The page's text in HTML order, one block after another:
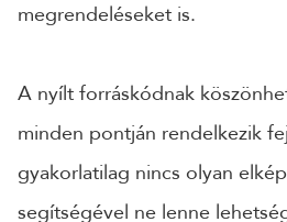
megrendeléseket is.
A nyílt forráskódnak
minden pontján rendelkezik
gyakorlatilag nincs olyan
segítségével ne lenne